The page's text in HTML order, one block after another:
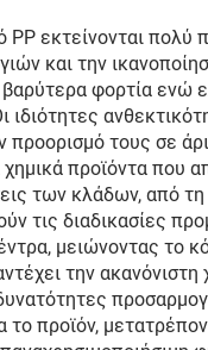
και
πολύ
και την
φορτία
τους σε
χημικά προϊόντα
των κλάδων, από
τις διαδικασίες
μειώνοντας το
την
προϊόν,